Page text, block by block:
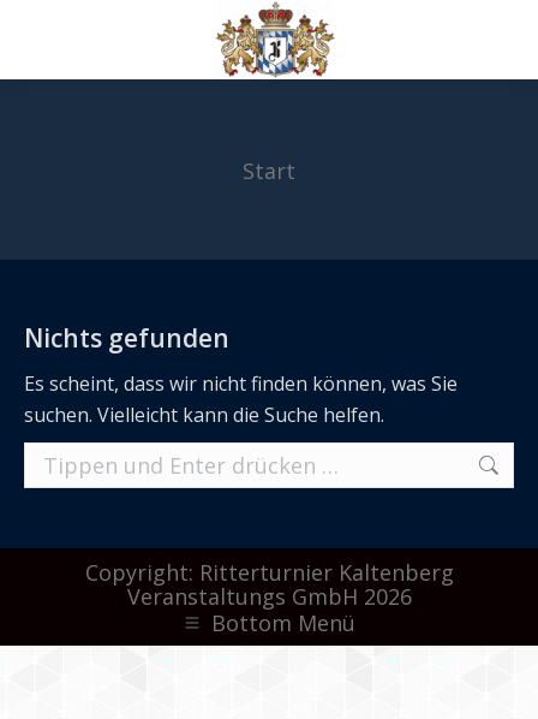
Sie befinden sich hier:
Start
Nichts gefunden
Es scheint, dass wir nicht finden können, was Sie
suchen. Vielleicht kann die Suche helfen.
Search:
Copyright: Ritterturnier Kaltenberg
Veranstaltungs GmbH 2026
Bottom Menü